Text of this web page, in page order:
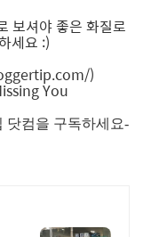
보셔야 좋은 화질로
세요 :)
)
You
닷컴을 구독하세요-